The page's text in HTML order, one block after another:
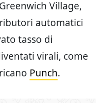
Village,
automatici
tasso di
virali, come
Punch.